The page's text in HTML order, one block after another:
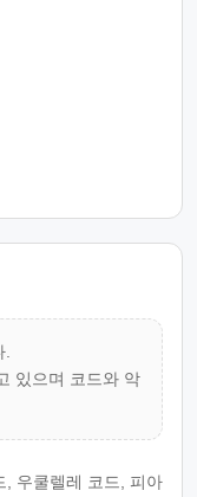
있으며 코드와 악
, 우쿨렐레 코드, 피아